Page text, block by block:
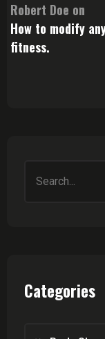
Robert Doe on
How to modify
fitness.
for:
Categories